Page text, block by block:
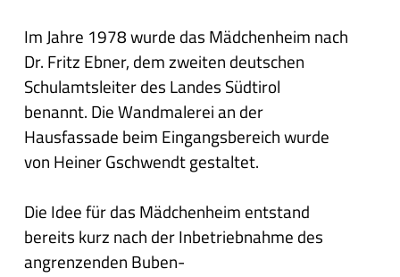
Im Jahre 1978 wurde das Mädchenheim nach
Dr. Fritz Ebner, dem zweiten deutschen
Schulamtsleiter des Landes Südtirol
benannt. Die Wandmalerei an der
Hausfassade beim Eingangsbereich wurde
von Heiner Gschwendt gestaltet.
Die Idee für das Mädchenheim entstand
bereits kurz nach der Inbetriebnahme des
angrenzenden Buben-